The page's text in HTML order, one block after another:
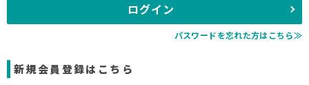
ログイン
パスワードを忘れた方はこちら≫
新規会員登録はこちら